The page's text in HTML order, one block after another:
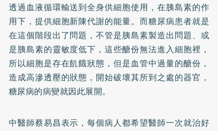
透過血液循環輸送到全身供細胞使用，在胰島素的作
用下，提供細胞新陳代謝的能量。而糖尿病患者就是
在這個階段出了問題，不管是胰島素製造出問題、或
是胰島素的靈敏度低下，這些醣份無法進入細胞裡，
所以細胞是存在飢餓狀態，但是血管中過量的醣份，
造成高滲透壓的狀態，開始破壞其所到之處的器官，
糖尿病的病變就因此展開。
中醫師蔡易昌表示，每個病人都希望醫師一次就治好